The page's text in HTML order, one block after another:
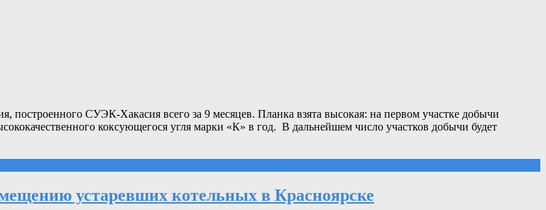
СУЭК-Хакасия всего за 9 месяцев. Планка взята высокая: на первом участке добычи
коксующегося угля марки «К» в год. В дальнейшем число участков добычи будет
устаревших котельных в Красноярске